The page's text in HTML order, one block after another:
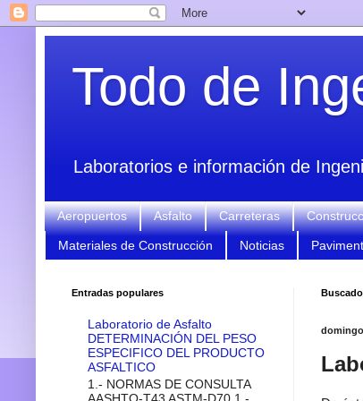
Todo de
Laboratorios e información de
Aeropuertos Asfalto Carreteras
Materiales de Construcción Noticias
Entradas populares
Laboratorio de Asfalto
DETERMINACIÓN DEL PESO
ESPECIFICO DEL PRODUCTO
ASFALTICO
1.- NORMAS DE CONSULTA